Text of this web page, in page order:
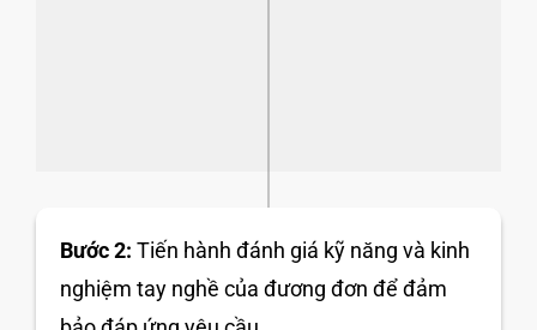
Bước 2: Tiến hành đánh giá kỹ năng và kinh
nghiệm tay nghề của đương đơn để đảm